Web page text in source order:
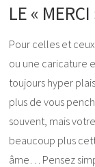
LE «
Pour celles et
ou une caricature
toujours hyper
plus de vous
souvent, mais
beaucoup plus
âme… Pensez